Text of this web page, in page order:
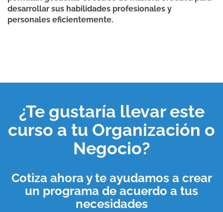
desarrollar sus habilidades profesionales y
personales eficientemente.
¿Te gustaría llevar este
curso a tu Organización o
Negocio?
Cotiza ahora y te ayudamos a crear
un programa de acuerdo a tus
necesidades